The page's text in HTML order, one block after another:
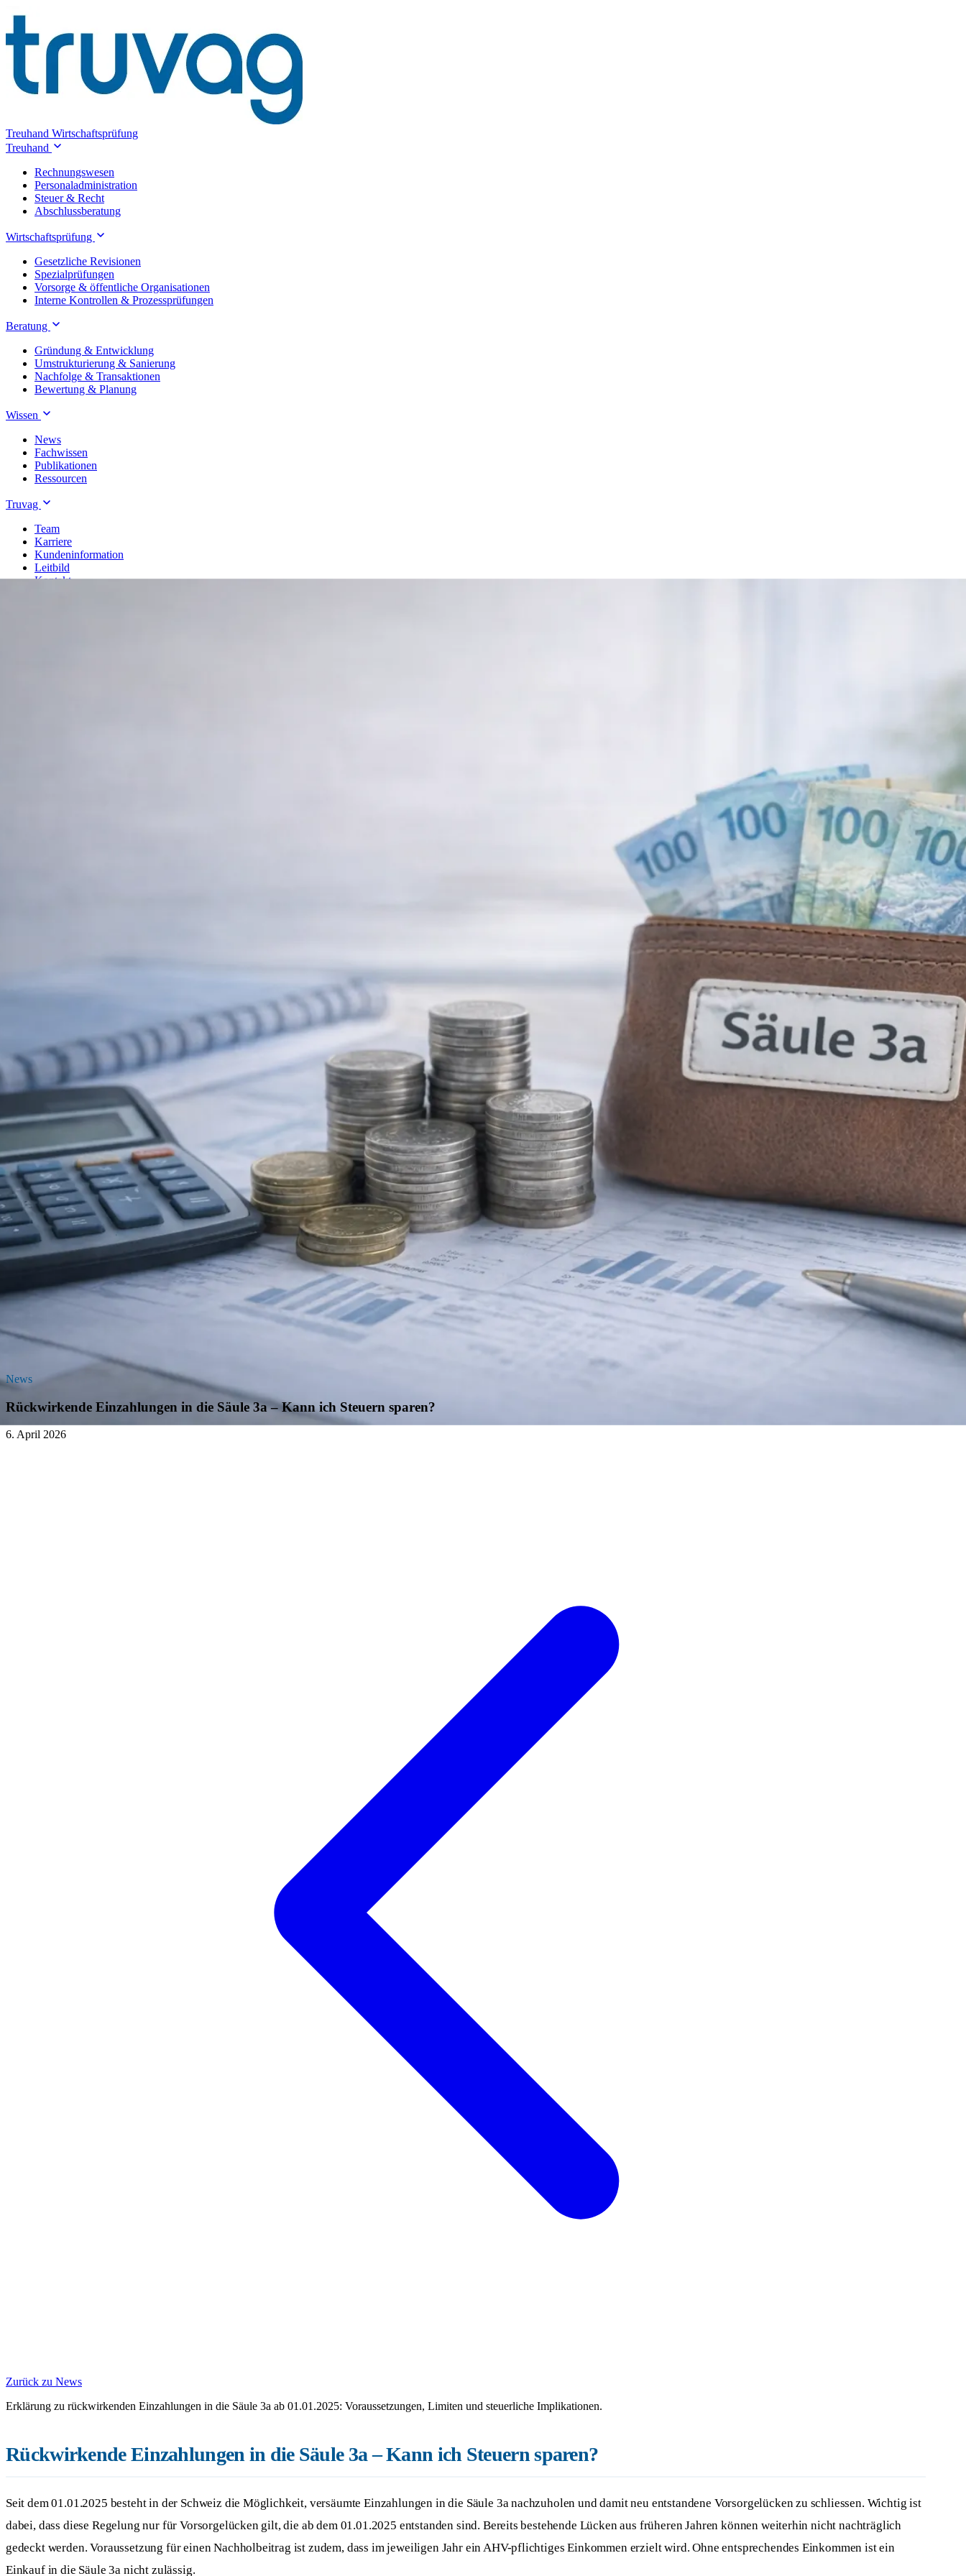
Treuhand Wirtschaftsprüfung
Treuhand
Rechnungswesen
Personaladministration
Steuer & Recht
Abschlussberatung
Wirtschaftsprüfung
Gesetzliche Revisionen
Spezialprüfungen
Vorsorge & öffentliche Organisationen
Interne Kontrollen & Prozessprüfungen
Beratung
Gründung & Entwicklung
Umstrukturierung & Sanierung
Nachfolge & Transaktionen
Bewertung & Planung
Wissen
News
Fachwissen
Publikationen
Ressourcen
Truvag
Team
Karriere
Kundeninformation
Leitbild
Kontakt
Fachwissen
Publikationen
Truvag
Team
Karriere
Kundeninformation
Leitbild
Kontakt
Offerte anfordern
News
Rückwirkende Einzahlungen in die Säule 3a – Kann ich Steuern sparen?
6. April 2026
Zurück zu News
Erklärung zu rückwirkenden Einzahlungen in die Säule 3a ab 01.01.2025: Voraussetzungen, Limiten und steuerliche Implikationen.
Rückwirkende Einzahlungen in die Säule 3a – Kann ich Steuern sparen?
Seit dem 01.01.2025 besteht in der Schweiz die Möglichkeit, versäumte Einzahlungen in die Säule 3a nachzuholen und damit neu entstandene Vorsorgelücken zu schliessen. Wichtig ist
dabei, dass diese Regelung nur für Vorsorgelücken gilt, die ab dem 01.01.2025 entstanden sind. Bereits bestehende Lücken aus früheren Jahren können weiterhin nicht nachträglich
gedeckt werden. Voraussetzung für einen Nachholbeitrag ist zudem, dass im jeweiligen Jahr ein AHV-pflichtiges Einkommen erzielt wird. Ohne entsprechendes Einkommen ist ein
Einkauf in die Säule 3a nicht zulässig.